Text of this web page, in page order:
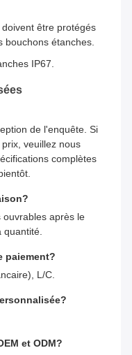
être protégés
bouchons étanches.
IP67.
de l'enquête. Si
veuillez nous
complètes
ouvrables après le
quantité.
paiement?
L/C.
et ODM?